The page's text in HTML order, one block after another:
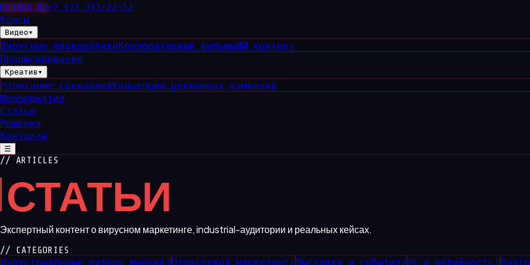
RGUARD .RU+7 927 341-22-52
Кейсы
Видео▾
Вирусные видеороликиКорпоративные фильмыИИ контент
Продюсирование
Креатив▾
Написание сценариев Концепции рекламных кампаний
Мероприятия
Статьи
Решения
Контакты
☰
// ARTICLES
СТАТЬИ
Экспертный контент о вирусном маркетинге, industrial-аудитории и реальных кейсах.
// CATEGORIES
Индустриальные лидеры мнений1 Отраслевой маркетинг 2 Выставки и события 2 PR и медийность1